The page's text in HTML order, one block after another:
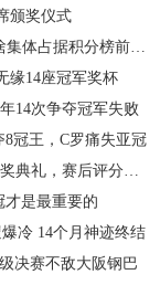
颁奖仪式
占据积分榜前三？
缘14座冠军奖杯
14次争夺冠军失败
冠王，C罗痛失亚冠
礼，赛后评分出炉
才是最重要的
冷 14个月神迹终结
决赛不敌大阪钢巴